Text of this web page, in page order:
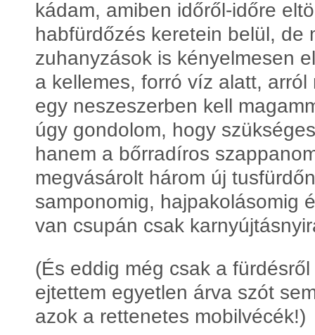
kádam, amiben időről-időre
habfürdőzés keretein belül, de
zuhanyzások is kényelmesen
a kellemes, forró víz alatt,
egy neszeszerben kell
úgy gondolom, hogy
hanem a bőrradíros
megvásárolt három új
samponomig, hajpakolásomig
van csupán csak
(És eddig még csak a
ejtettem egyetlen árva szót
azok a rettenetes mobilvécék!)